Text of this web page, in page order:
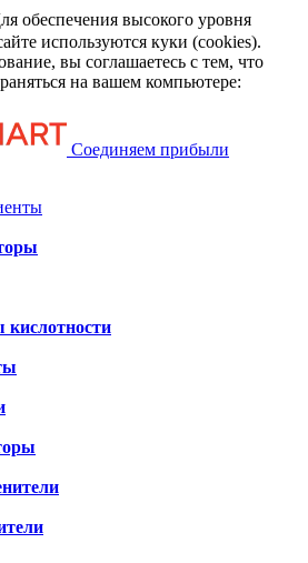
обеспечения высокого уровня
используются куки (cookies).
вы соглашаетесь с тем, что
на вашем компьютере:
Соединяем прибыли
кислотности